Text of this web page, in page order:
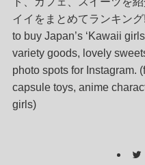
イイをまとめてランキン
to buy Japan’s ‘Kawaii
variety goods, lovely
photo spots for Instagram.
capsule toys, anime
girls)